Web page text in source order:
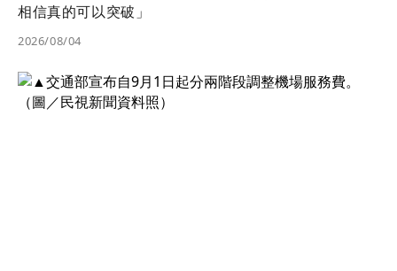
相信真的可以突破」
2026/08/04